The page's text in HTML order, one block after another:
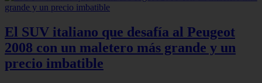
El SUV italiano que desafía al Peugeot
2008 con un maletero más grande y un
precio imbatible